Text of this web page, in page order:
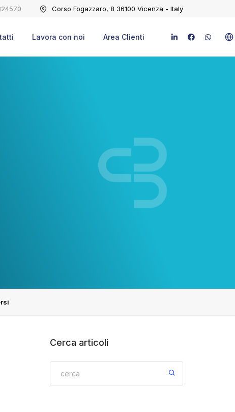
Corso Fogazzaro, 8 36100 Vicenza - Italy
Lavora con noi Area Clienti
Cerca articoli